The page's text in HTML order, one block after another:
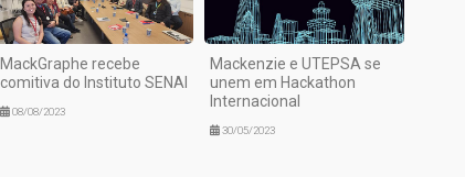
MackGraphe recebe
comitiva do Instituto SENAI
08/08/2023
Mackenzie e UTEPSA se
unem em Hackathon
Internacional
30/05/2023